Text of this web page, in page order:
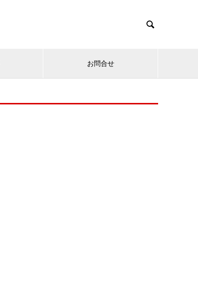

お問合せ